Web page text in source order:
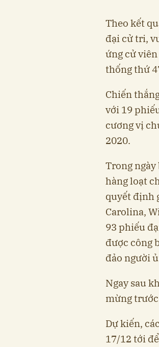
Theo kết
đại cử tri,
ứng cử
thống thứ
Chiến
với 19
cương vị
2020.
Trong
hàng loạt
quyết định
Carolina,
93 phiếu
được công
đảo người
Ngay sau
mừng
Dự kiến,
17/12 tới